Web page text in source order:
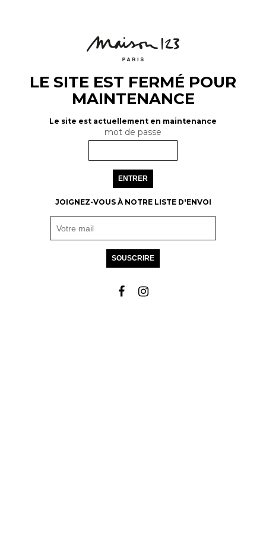
LE SITE EST FERMÉ POUR
MAINTENANCE
Le site est actuellement en maintenance
mot de passe
ENTRER
JOIGNEZ-VOUS À NOTRE LISTE D'ENVOI
SOUSCRIRE